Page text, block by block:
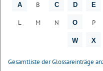
A B C D E
L M N O P
W X
Gesamtliste der Glossareinträge